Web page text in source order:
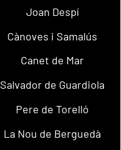
Joan Despí
Cànoves i Samalús
Canet de Mar
Salvador de Guardiola
Pere de Torelló
La Nou de Berguedà